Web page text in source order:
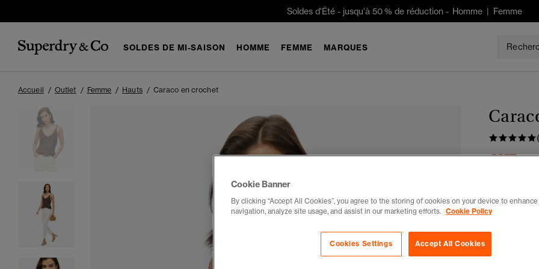
Soldes d'Été -jusqu'à 50 % de réduction - Homme| Femme
SOLDES DE MI-SAISON HOMME FEMME MARQUES
Accueil Outlet Femme Hauts Caraco en crochet
CHF
Choisis
Cookie Banner
By clicking “Accept All Cookies”, you agree to the storing of cookies on your device to
navigation, analyze site usage, and assist in our marketing efforts. Cookie Policy
Accept All Cookies
Cookies Settings